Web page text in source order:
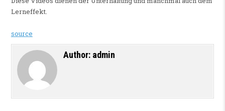
Lerneffekt.
source
Author: admin